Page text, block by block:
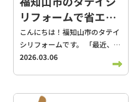
います
イベントにご来場
いただき、9月末までにキッチ
ンご成約いただいた方へ特別プ
レゼント
お肉のカタログギ
フト10,000円分
イベント特価！ もちろん、リフ
る「来場特典」です！ 会場に用
意した「特大サイコロ」を振っ
てください。 出た目の数だけ、
BOXティッシュをその場でプレ
ゼント】いたします！
い…」と思ったそこのあなた、
ご安心ください！ もし「1」が
リフォームで省エネ
についての相談をし
ませんか？
こんにちは！福知山市のタテイ
シリフォームです。 「最近、光
熱費の請求書を見るのが怖
い…」と感じることはありませ
さの最大の原因は「窓や壁から
2026.03.06